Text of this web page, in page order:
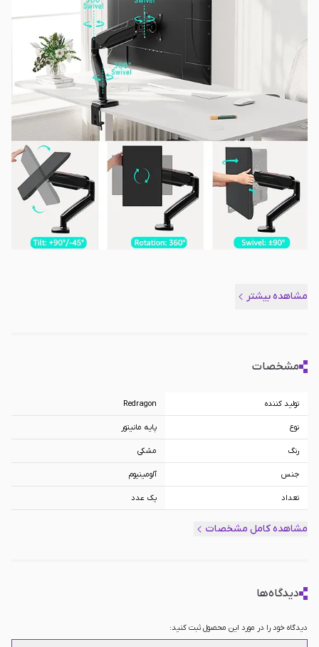
مشاهده بیشتر
مشخصات
تولید کننده Redragon
نوع پایه مانیتور
رنگ مشکی
جنس آلومینیوم
تعداد یک عدد
مشاهده کامل مشخصات
دیدگاه‌ها
دیدگاه خود را در مورد این محصول ثبت کنید: